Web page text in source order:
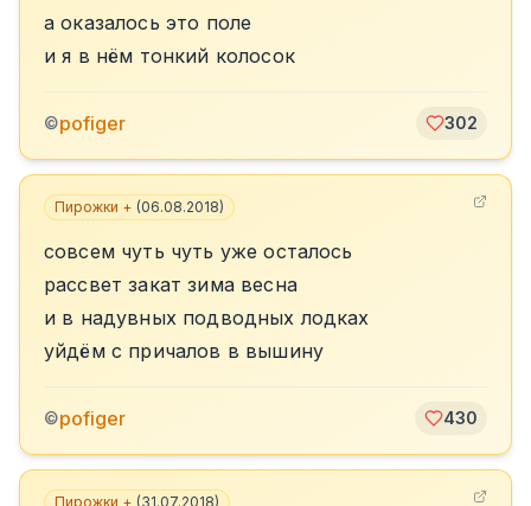
а оказалось это поле
и я в нём тонкий колосок
©pofiger 302
Пирожки + (06.08.2018)
совсем чуть чуть уже осталось
рассвет закат зима весна
и в надувных подводных лодках
уйдём с причалов в вышину
©pofiger 430
Пирожки + (31.07.2018)